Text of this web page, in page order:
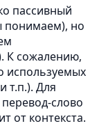
пассивный
понимаем), но
К сожалению,
используемых
т.п.). Для
слово
от контекста.